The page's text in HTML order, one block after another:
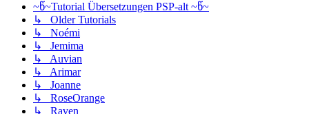
~წ~Tutorial Übersetzungen PSP-alt ~წ~
↳ Older Tutorials
↳ Noémi
↳ Jemima
↳ Auvian
↳ Arimar
↳ Joanne
↳ RoseOrange
↳ Raven